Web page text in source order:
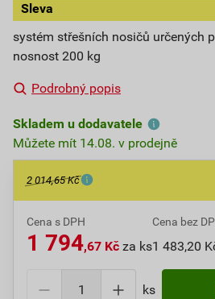
Sleva
systém střešních nosičů určených
nosnost 200 kg
Podrobný popis
Skladem u dodavatele
Můžete mít 14.08. v prodejně
2 014,65 Kč
Cena s DPH
1 794,67 Kč za ks
Cena bez
1 483,20
ks